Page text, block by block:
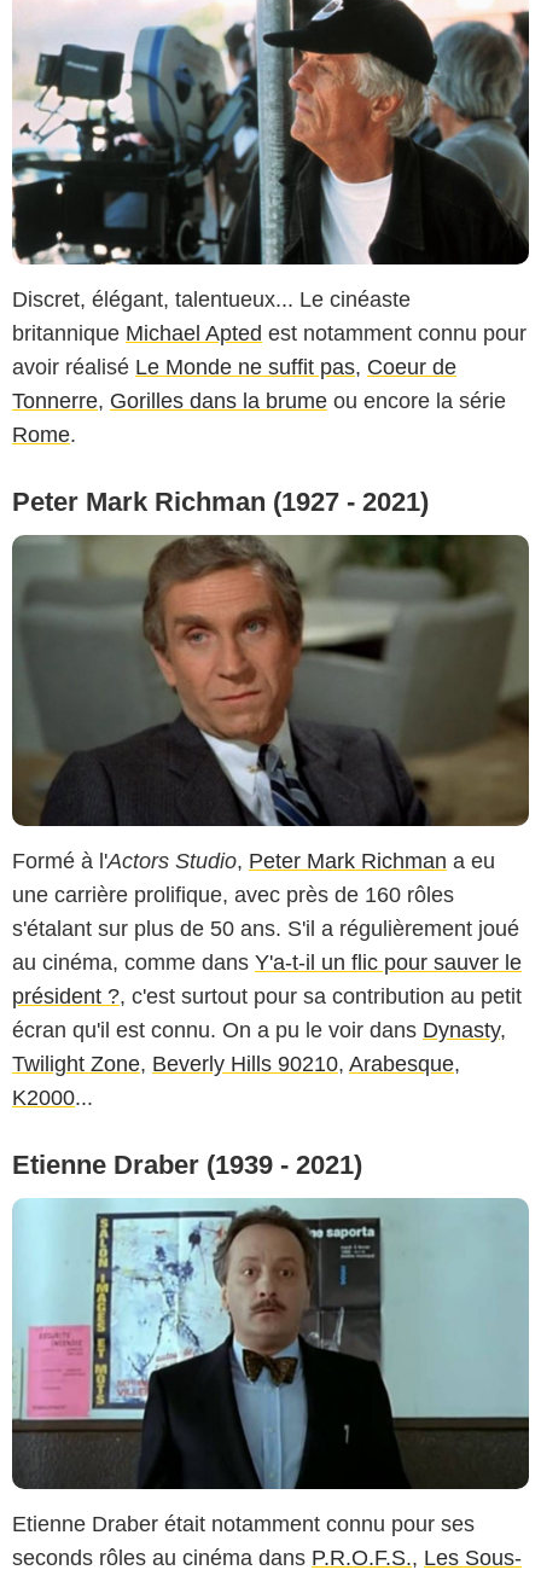
Discret, élégant, talentueux... Le cinéaste
britannique Michael Apted est notamment connu pour
avoir réalisé Le Monde ne suffit pas, Coeur de
Tonnerre, Gorilles dans la brume ou encore la série
Rome.
Peter Mark Richman (1927 - 2021)
Formé à l'Actors Studio, Peter Mark Richman a eu
une carrière prolifique, avec près de 160 rôles
s'étalant sur plus de 50 ans. S'il a régulièrement joué
au cinéma, comme dans Y'a-t-il un flic pour sauver le
président ?, c'est surtout pour sa contribution au petit
écran qu'il est connu. On a pu le voir dans Dynasty,
Twilight Zone, Beverly Hills 90210, Arabesque,
K2000...
Etienne Draber (1939 - 2021)
Etienne Draber était notamment connu pour ses
seconds rôles au cinéma dans P.R.O.F.S., Les Sous-